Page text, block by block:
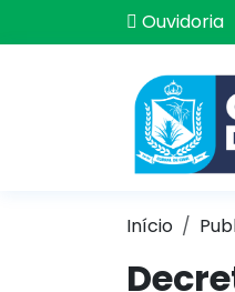
Ouvidoria
Início